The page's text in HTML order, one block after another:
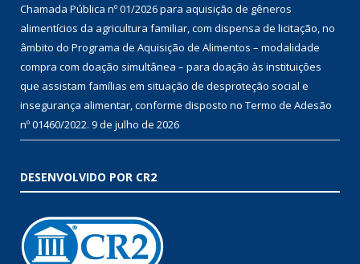
Chamada Pública nº 01/2026 para aquisição de gêneros
alimentícios da agricultura familiar, com dispensa de licitação, no
âmbito do Programa de Aquisição de Alimentos – modalidade
compra com doação simultânea – para doação às instituições
que assistam famílias em situação de desproteção social e
insegurança alimentar, conforme disposto no Termo de Adesão
nº 01460/2022. 9 de julho de 2026
DESENVOLVIDO POR CR2